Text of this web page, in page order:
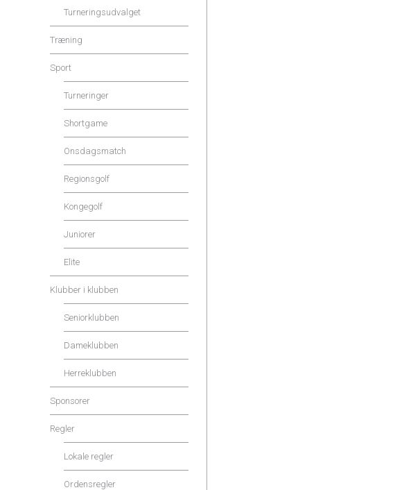
Turneringsudvalget
Træning
Sport
Turneringer
Shortgame
Onsdagsmatch
Regionsgolf
Kongegolf
Juniorer
Elite
Klubber i klubben
Seniorklubben
Dameklubben
Herreklubben
Sponsorer
Regler
Lokale regler
Ordensregler